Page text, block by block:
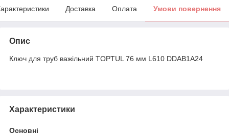
Доставка Оплата Умови повернення
Опис
Ключ для труб важільний TOPTUL 76 мм L610 DDAB1A24
Характеристики
Основні